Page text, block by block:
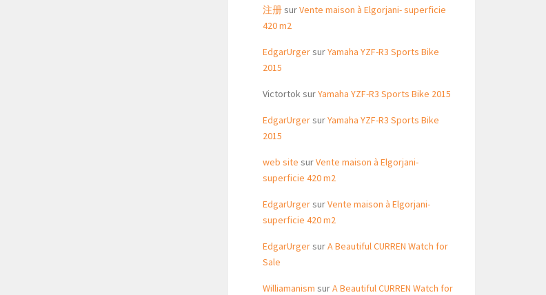
注册surVente maison à Elgorjani- superficie
420 m2
EdgarUrgersurYamaha YZF-R3 Sports Bike
2015
VictortoksurYamaha YZF-R3 Sports Bike 2015
EdgarUrgersurYamaha YZF-R3 Sports Bike
2015
web site surVente maison à Elgorjani-
superficie 420 m2
EdgarUrgersurVente maison à Elgorjani-
superficie 420 m2
EdgarUrgersurA Beautiful CURREN Watch for
Sale
Williamanism surA Beautiful CURREN Watch for